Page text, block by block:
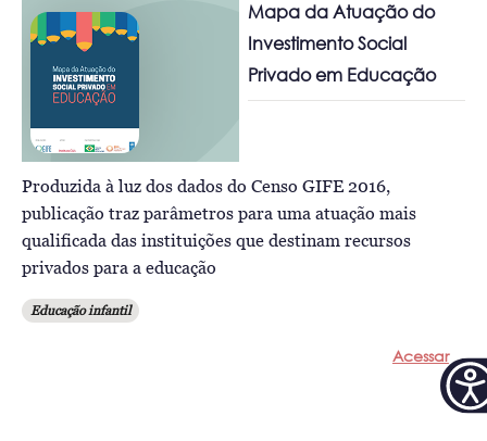
Mapa da Atuação do
Investimento Social
Privado em Educação
Produzida à luz dos dados do Censo GIFE 2016,
publicação traz parâmetros para uma atuação mais
qualificada das instituições que destinam recursos
privados para a educação
Educação infantil
Acessar